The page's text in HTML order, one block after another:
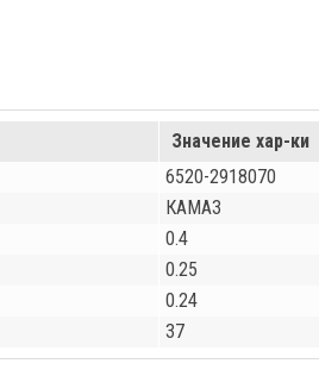
Значение хар-ки
6520-2918070
КАМАЗ
0.4
0.25
0.24
37